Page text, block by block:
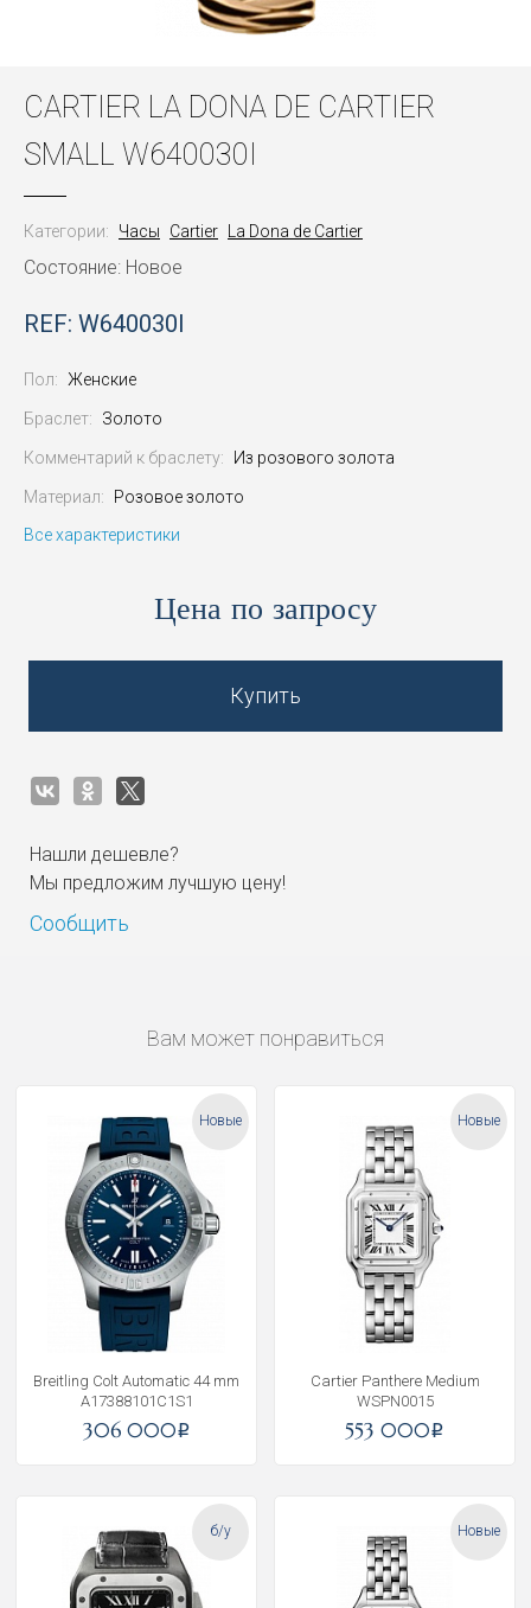
CARTIER LA DONA DE CARTIER
SMALL W640030I
Категории: Часы Cartier La Dona de Cartier
Состояние: Новое
REF: W640030I
Пол: Женские
Браслет: Золото
Комментарий к браслету: Из розового золота
Материал:
Розовое золото
Все характеристики
Цена по запросу
Купить
Нашли дешевле?
Мы предложим лучшую цену!
Сообщить
Вам может понравиться
Новые
Breitling Colt Automatic 44 mm
A17388101C1S1
306 000i
Новые
Cartier Panthere Medium
WSPN0015
553 000i
б/у Новые